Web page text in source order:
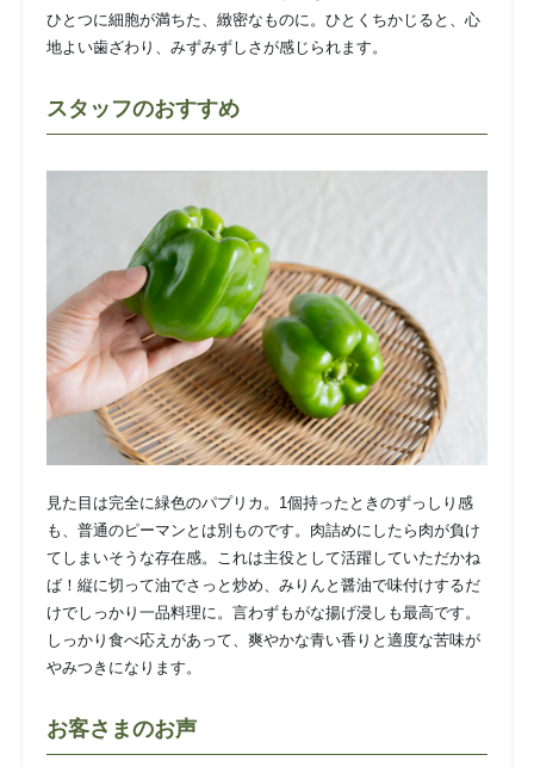
ひとつに細胞が満ちた、緻密なものに。ひとくちかじると、心
地よい歯ざわり、みずみずしさが感じられます。
スタッフのおすすめ
見た目は完全に緑色のパプリカ。1個持ったときのずっしり感
も、普通のピーマンとは別ものです。肉詰めにしたら肉が負け
てしまいそうな存在感。これは主役として活躍していただかね
ば！縦に切って油でさっと炒め、みりんと醤油で味付けするだ
けでしっかり一品料理に。言わずもがな揚げ浸しも最高です。
しっかり食べ応えがあって、爽やかな青い香りと適度な苦味が
やみつきになります。
お客さまのお声